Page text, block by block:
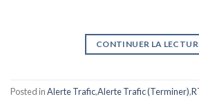
CONTINUER LA
Posted inAlerte Trafic,Alerte Trafic (Terminer),